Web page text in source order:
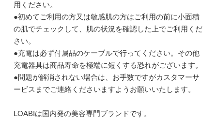
用ください。
●初めてご利用の方又は敏感肌の方はご利用の前に小面積
の肌でチェックして、肌の状況を確認した上でご利用くだ
さい。
●充電は必ず付属品のケーブルで行ってください。その他
充電器具は商品寿命を極端に短くする恐れがございます。
●問題が解消されない場合は、お手数ですがカスタマーサ
ービスまでご連絡くださいますようお願いいたします。
LOABIは国内発の美容専門ブランドです。